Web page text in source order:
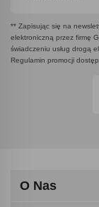
** Zapisując się na
elektroniczną przez firmę
świadczeniu usług drogą
Regulamin promocji
O Nas